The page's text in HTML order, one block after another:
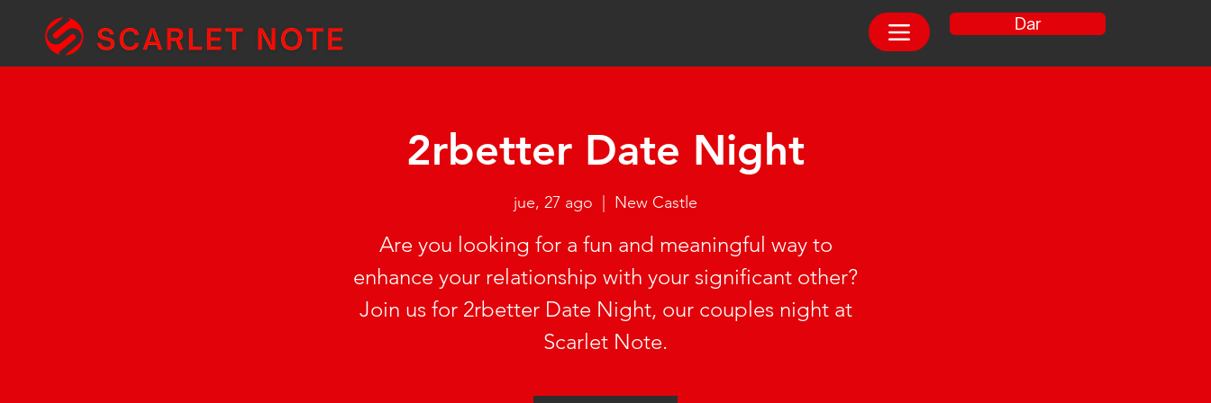
Dar
2rbetter Date Night
jue, 27 ago New Castle
Are you looking for a fun and meaningful way to
enhance your relationship with your significant other?
Join us for 2rbetter Date Night, our couples night at
Scarlet Note.